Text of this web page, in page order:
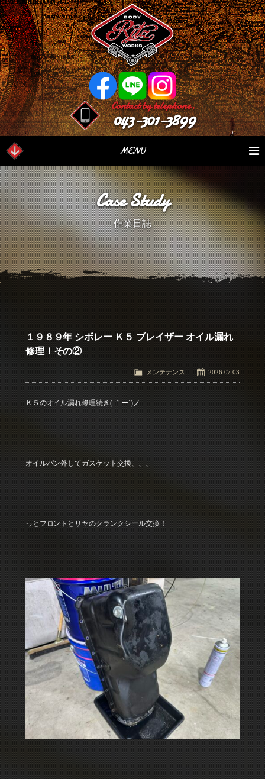
Contact by telephone.
043-301-3899
MENU
Our Serivce
業務内容 在庫車情報
Parts Sales
パーツ情報 Case Study
作業日誌
Blog
つぶやき Factory
会社概要
Case Study
作業日誌
１９８９年 シボレー Ｋ５ ブレイザー オイル漏れ
修理！その②
2026.07.03
メンテナンス
Ｋ５のオイル漏れ修理続き( ｀ー´)ノ
オイルパン外してガスケット交換、、、
っとフロントとリヤのクランクシール交換！